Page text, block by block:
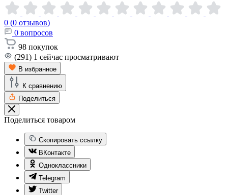
0 (0 отзывов)
0 вопросов
98 покупок
(291) 1 сейчас просматривают
В избранное
К сравнению
Поделиться
Поделиться товаром
Скопировать ссылку
ВКонтакте
Одноклассники
Telegram
Twitter